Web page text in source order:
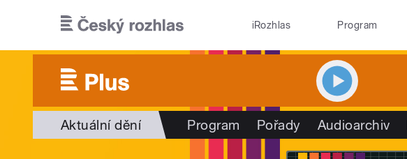
iRozhlas Program
Aktuální dění Program Pořady Audioarchiv